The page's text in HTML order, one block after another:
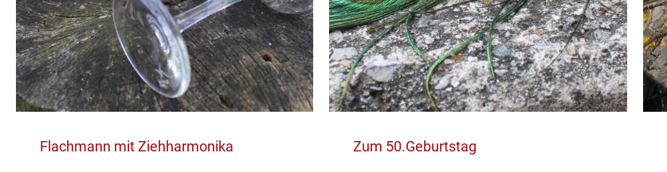
Flachmann mit Ziehharmonika Zum 50.Geburtstag